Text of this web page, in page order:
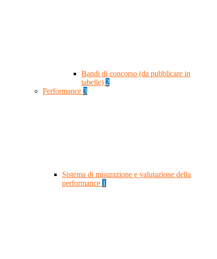
Bandi di concorso (da pubblicare in
tabelle) 2
Performance 3
Sistema di misurazione e valutazione della
performance 1